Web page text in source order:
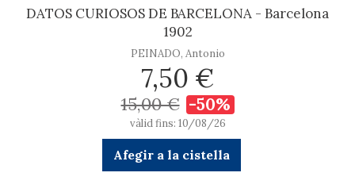
DATOS CURIOSOS DE BARCELONA - Barcelona
1902
PEINADO, Antonio
7,50 €
15,00 € -50%
vàlid fins: 10/08/26
Afegir a la cistella